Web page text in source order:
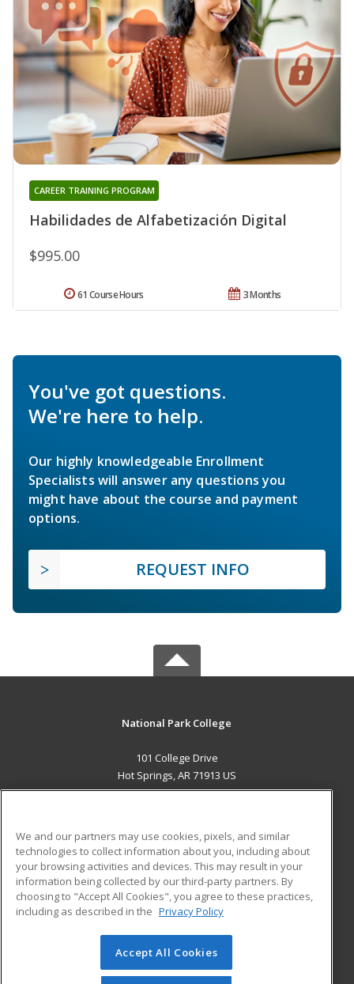
Habilidades de Alfabetización Digital
CAREER TRAINING PROGRAM
$995.00
3 Months
61 Course Hours
You've got questions.
We're here to help.
Our highly knowledgeable Enrollment
Specialists will answer any questions you
might have about the course and payment
options.
REQUEST INFO
National Park College
101 College Drive
Hot Springs, AR 71913 US
ADDITIONAL RESOURCES
Military
Financial Assistance
Help
Student Blog
© 2026 ed2go, a division of Cengage Learning. All rights
reserved. The material on this site cannot be reproduced or
We and our partners may use cookies, pixels, and similar
technologies to collect information about you, including about
your browsing activities and devices. This may result in your
information being collected by our third-party partners. By
choosing to "Accept All Cookies", you agree to these practices,
including as described in the Privacy Policy
Accept All Cookies